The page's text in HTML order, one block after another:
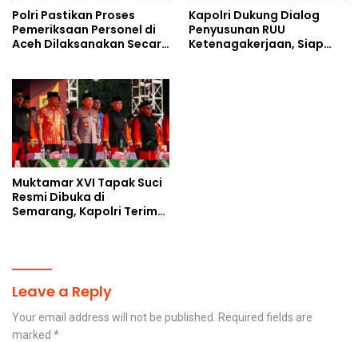
Polri Pastikan Proses
Pemeriksaan Personel di
Aceh Dilaksanakan Secara
Kapolri Dukung Dialog
Penyusunan RUU
Ketenagakerjaan, Siap
Muktamar XVI Tapak Suci
Resmi Dibuka di
Semarang, Kapolri Terima
Leave a Reply
Your email address will not be published. Required fields are
marked *